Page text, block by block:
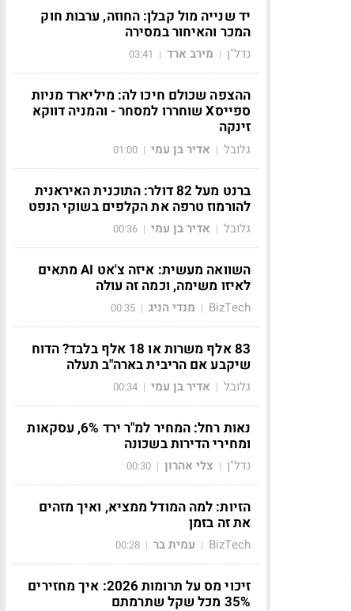
יד שנייה מול קבלן: החוזה, ערבות חוק
המכר והאיחור במסירה
נדל"ן | מירב ארד |
03:41
ההצפה שכולם חיכו לה: מיליארד מניות
ספייסX שוחררו למסחר - והמניה דווקא
זינקה
גלובל | אדיר בן עמי |
01:00
ברנט מעל 82 דולר: התוכנית האיראנית
להורמוז טרפה את הקלפים בשוקי הנפט
גלובל | אדיר בן עמי |
00:36
השוואה מעשית: איזה צ'אט AI מתאים
לאיזו משימה, וכמה זה עולה
BizTech
| מנדי הניג |
00:35
83 אלף משרות או 18 אלף בלבד? הדוח
שיקבע אם הריבית בארה"ב תעלה
גלובל | אדיר בן עמי |
00:34
נאות רחל: המחיר למ"ר ירד 6%, עסקאות
ומחירי הדירות בשכונה
נדל"ן | צלי אהרון |
00:30
הזיות: למה המודל ממציא, ואיך מזהים
את זה בזמן
BizTech
| עמית בר |
00:28
זיכוי מס על תרומות 2026: איך מחזירים
35% מכל שקל שתרמתם